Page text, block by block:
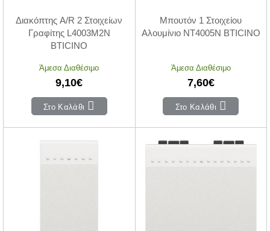
Διακόπτης A/R 2 Στοιχείων
Γραφίτης L4003M2N
BTICINO
Άμεσα Διαθέσιμο
9,10€
Στο Καλάθι
Μπουτόν 1 Στοιχείου
Αλουμίνιο NT4005N BTICINO
Άμεσα Διαθέσιμο
7,60€
Στο Καλάθι